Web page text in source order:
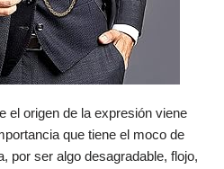
el origen de la expresión viene
que tiene el moco de
por ser algo desagradable, flojo,